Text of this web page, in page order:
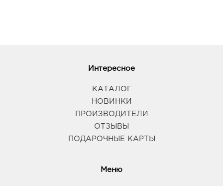
Интересное
КАТАЛОГ
НОВИНКИ
ПРОИЗВОДИТЕЛИ
ОТЗЫВЫ
ПОДАРОЧНЫЕ КАРТЫ
Меню